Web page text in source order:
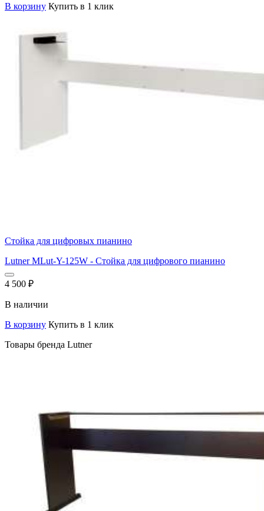
В корзину Купить в 1 клик
Стойка для цифровых пианино
Lutner MLut-Y-125W - Стойка для цифрового пианино
4 500 ₽
В наличии
В корзину Купить в 1 клик
Товары бренда Lutner